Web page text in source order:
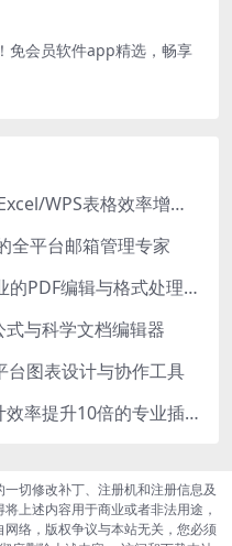
免会员软件app精选，畅享
方方格子WPS版 – 专业级Excel/WPS表格效率增强插件
全平台邮箱管理专家
迅捷PDF编辑器 – 高效专业的PDF编辑与格式处理工具
与科学文档编辑器
图表设计与协作工具
iSlide WPS版 – 让PPT设计效率提升10倍的专业插件
切修改补丁、注册机和注册信息及
上述内容用于商业或者非法用途，
络，版权争议与本站无关，您必须